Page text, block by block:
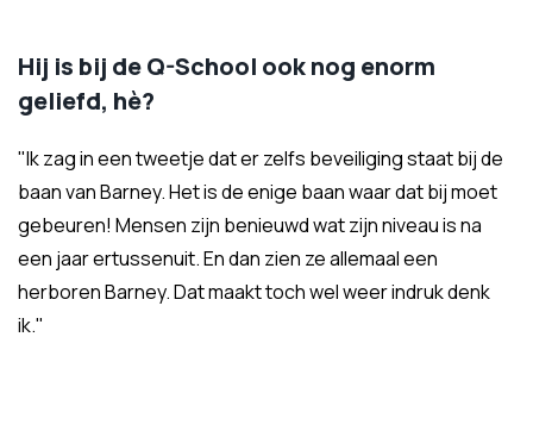
Hij is bij de Q-School ook nog enorm
geliefd, hè?
"Ik zag in een tweetje dat er zelfs beveiliging staat bij de
baan van Barney. Het is de enige baan waar dat bij moet
gebeuren! Mensen zijn benieuwd wat zijn niveau is na
een jaar ertussenuit. En dan zien ze allemaal een
herboren Barney. Dat maakt toch wel weer indruk denk
ik."